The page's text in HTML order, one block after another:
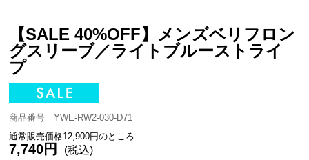
【SALE 40%OFF】メンズベリフロン
グスリーブ／ライトブルーストライ
プ
商品番号 YWE-RW2-030-D71
通常販売価格12,900円のところ
7,740円 (税込)